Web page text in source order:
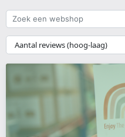
Zoek
een
webshop
{{
__('Sort')
}}